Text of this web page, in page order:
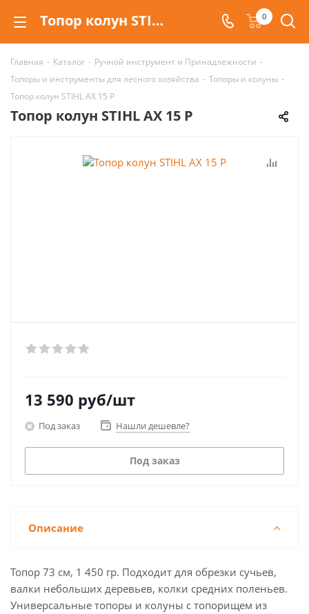
Топор колун STIHL AX 15 P Stihl 0
Главная - Каталог - Ручной инструмент и Принадлежности -
Топоры и инструменты для лесного хозяйства - Топоры и колуны -
Топор колун STIHL AX 15 P
Топор колун STIHL AX 15 P
13 590 руб/шт
Под заказ Нашли дешевле?
Под заказ
Описание
Топор 73 см, 1 450 гр. Подходит для обрезки сучьев,
валки небольших деревьев, колки средних поленьев.
Универсальные топоры и колуны с топорищем из